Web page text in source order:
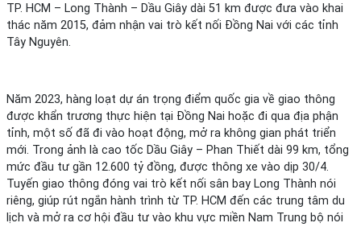
TP. HCM – Long Thành – Dầu Giây dài 51 km được đưa vào khai
thác năm 2015, đảm nhận vai trò kết nối Đồng Nai với các tỉnh
Tây Nguyên.
Năm 2023, hàng loạt dự án trọng điểm quốc gia về giao thông
được khẩn trương thực hiện tại Đồng Nai hoặc đi qua địa phận
tỉnh, một số đã đi vào hoạt động, mở ra không gian phát triển
mới. Trong ảnh là cao tốc Dầu Giây – Phan Thiết dài 99 km, tổng
mức đầu tư gần 12.600 tỷ đồng, được thông xe vào dịp 30/4.
Tuyến giao thông đóng vai trò kết nối sân bay Long Thành nói
riêng, giúp rút ngắn hành trình từ TP. HCM đến các trung tâm du
lịch và mở ra cơ hội đầu tư vào khu vực miền Nam Trung bộ nói